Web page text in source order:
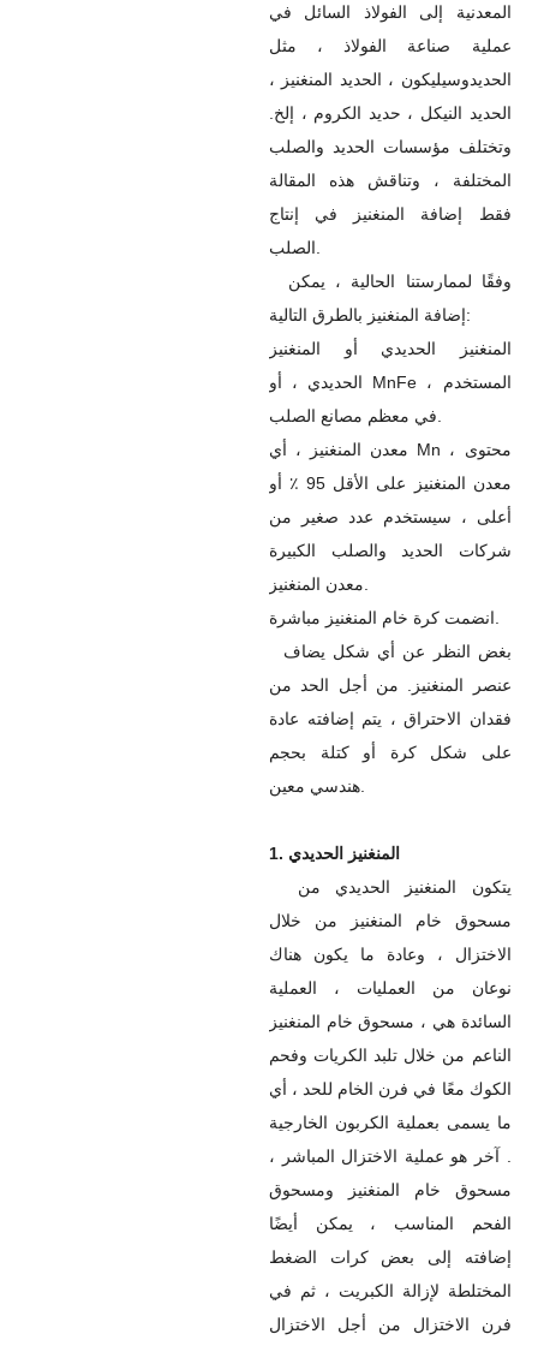
المعدنية إلى الفولاذ السائل في
عملية صناعة الفولاذ ، مثل
الحديدوسيليكون ، الحديد المنغنيز ،
الحديد النيكل ، حديد الكروم ، إلخ.
وتختلف مؤسسات الحديد والصلب
المختلفة ، وتناقش هذه المقالة
فقط إضافة المنغنيز في إنتاج
إضافة المنغنيز بالطرق التالية:
المنغنيز الحديدي أو المنغنيز
الحديدي ، أو MnFe ، المستخدم
معدن المنغنيز ، أي Mn ، محتوى
معدن المنغنيز على الأقل 95 ٪ أو
أعلى ، سيستخدم عدد صغير من
شركات الحديد والصلب الكبيرة
عنصر المنغنيز. من أجل الحد من
فقدان الاحتراق ، يتم إضافته عادة
على شكل كرة أو كتلة بحجم
1. المنغنيز الحديدي
مسحوق خام المنغنيز من خلال
الاختزال ، وعادة ما يكون هناك
نوعان من العمليات ، العملية
السائدة هي ، مسحوق خام المنغنيز
الناعم من خلال تلبد الكريات وفحم
الكوك معًا في فرن الخام للحد ، أي
ما يسمى بعملية الكربون الخارجية
. آخر هو عملية الاختزال المباشر ،
مسحوق خام المنغنيز ومسحوق
الفحم المناسب ، يمكن أيضًا
إضافته إلى بعض كرات الضغط
المختلطة لإزالة الكبريت ، ثم في
فرن الاختزال من أجل الاختزال